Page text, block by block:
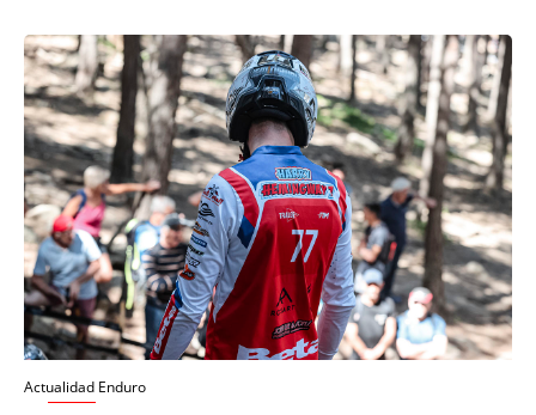
Actualidad Enduro